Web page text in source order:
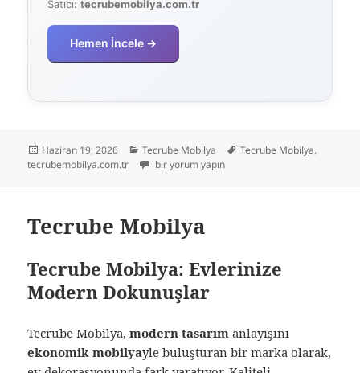
Satıcı:tecrubemobilya.com.tr
Hemen İncele →
Yayın
tarihi
Haziran 19, 2026 Kategoriler
Tecrube Mobilya Etiketler
Tecrube Mobilya,
tecrubemobilya.com.tr
Tecrube Mobilya için
bir yorum yapın
Tecrube Mobilya
Tecrube Mobilya: Evlerinize
Modern Dokunuşlar
Tecrube Mobilya,modern tasarım anlayışını
ekonomik mobilyayle buluşturan bir marka olarak,